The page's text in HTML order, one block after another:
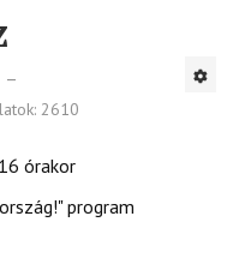
2610
órakor
program